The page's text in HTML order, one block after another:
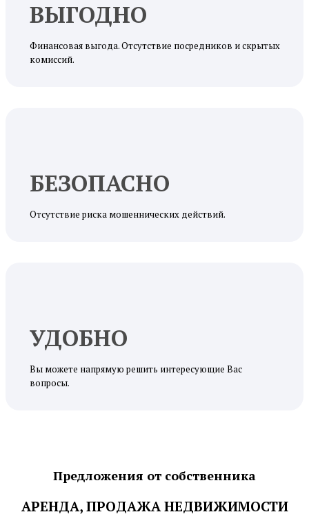
ВЫГОДНО
Финансовая выгода. Отсутствие посредников и скрытых
комиссий.
БЕЗОПАСНО
Отсутствие риска мошеннических действий.
УДОБНО
Вы можете напрямую решить интересующие Вас
вопросы.
Предложения от собственника
АРЕНДА, ПРОДАЖА НЕДВИЖИМОСТИ